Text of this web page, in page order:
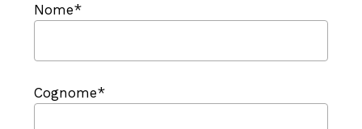
Nome*
Cognome*